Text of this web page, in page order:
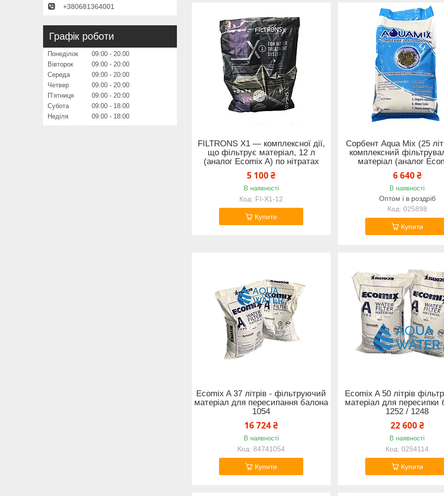
FILTRONS X1 — комплексної дії,
що фільтрує матеріал, 12 л
(аналог Ecomix A) по нітратах
5 100 ₴
В наявності
FI-X1-12
Купити
Сорбент Aqua Mix (25
комплексний
матеріал (аналог
6 640 ₴
В наявності
Оптом і в роздріб
025898
Купити
Ecomix A 37 літрів - фільтруючий
матеріал для пересипання балона
1054
16 724 ₴
В наявності
84741054
Купити
Ecomix A 50 літрів
матеріал для пересипки
1252 / 1248
22 600 ₴
В наявності
0254114
Купити
+380681364001
Графік роботи
Понеділок 09:00
20:00
Вівторок
09:00
20:00
Середа
09:00
20:00
Четвер
09:00
20:00
Пʼятниця
09:00
20:00
Субота
09:00
18:00
Неділя
09:00 18:00